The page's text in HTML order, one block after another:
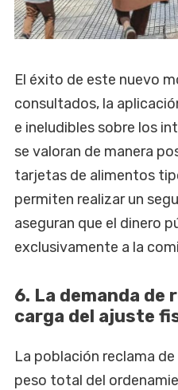
El éxito de este nuevo
consultados, la
e ineludibles sobre los
se valoran de manera
tarjetas de alimentos
permiten realizar un
aseguran que el dinero
exclusivamente a la
6. La demanda
carga del ajuste
La población reclama
peso total del